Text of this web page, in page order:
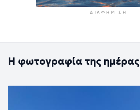
ΔΙΑΦΉΜΙΣΗ
Η φωτογραφία της ημέρας